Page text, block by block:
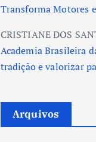
Transforma Motores
CRISTIANE DOS
Academia Brasileira
tradição e valorizar
Arquivos